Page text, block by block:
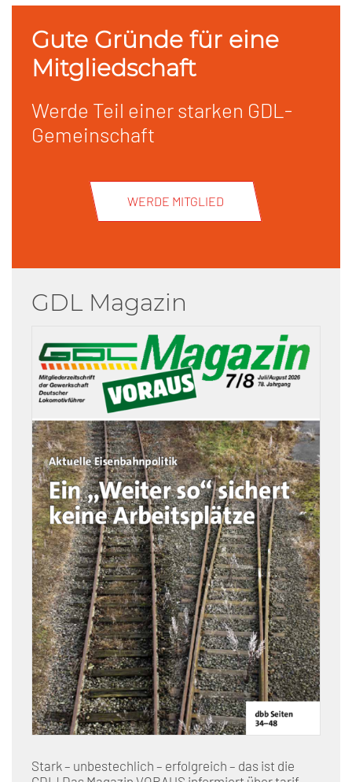
Gute Gründe für eine
Mitgliedschaft
Werde Teil einer starken GDL-
Gemeinschaft
WERDE MITGLIED
GDL Magazin
Stark – unbestechlich – erfolgreich – das ist die